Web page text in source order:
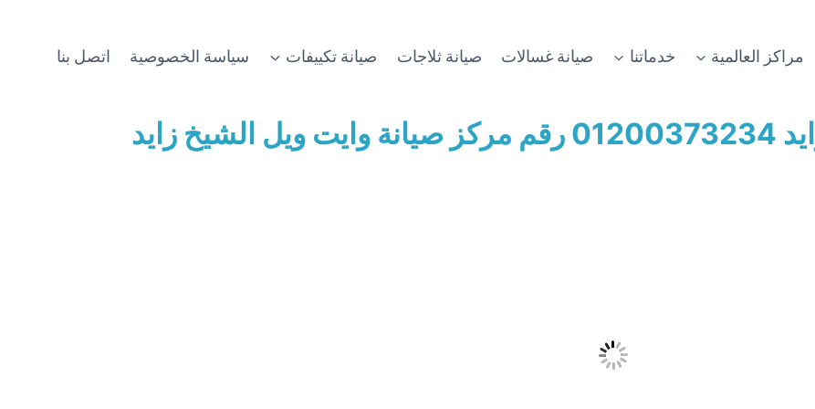
مراكز العالمية خدماتنا صيانة غسالات صيانة ثلاجات صيانة تكييفات سياسة الخصوصية اتصل بنا